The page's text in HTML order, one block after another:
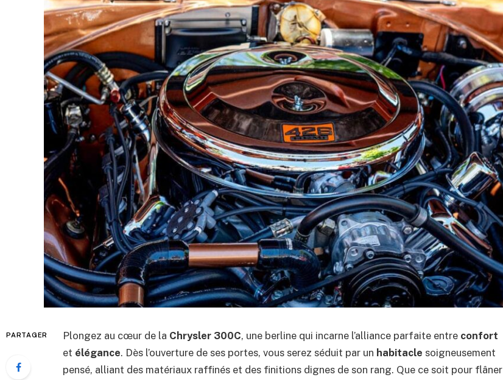
PARTAGER Plongez au cœur de la Chrysler 300C, une berline qui incarne l’alliance parfaite entre confort
et élégance. Dès l’ouverture de ses portes, vous serez séduit par un habitacle soigneusement
pensé, alliant des matériaux raffinés et des finitions dignes de son rang. Que ce soit pour flâner